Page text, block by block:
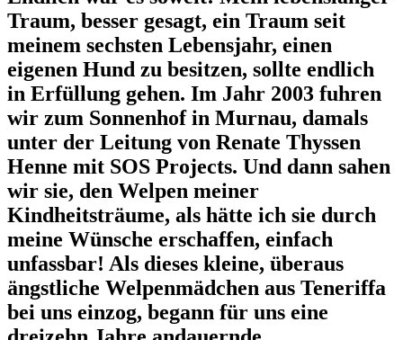
Traum, besser gesagt, ein Traum seit
meinem sechsten Lebensjahr, einen
eigenen Hund zu besitzen, sollte endlich
in Erfüllung gehen. Im Jahr 2003 fuhren
wir zum Sonnenhof in Murnau, damals
unter der Leitung von Renate Thyssen
Henne mit SOS Projects. Und dann sahen
wir sie, den Welpen meiner
Kindheitsträume, als hätte ich sie durch
meine Wünsche erschaffen, einfach
unfassbar! Als dieses kleine, überaus
ängstliche Welpenmädchen aus Teneriffa
bei uns einzog, begann für uns eine